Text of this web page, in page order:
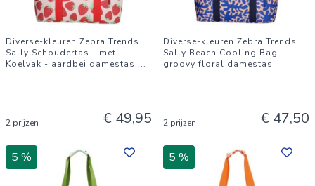
Diverse-kleuren Zebra Trends
Sally Schoudertas - met
Koelvak - aardbei damestas ...
2 prijzen € 49,95
Diverse-kleuren Zebra Trends
Sally Beach Cooling Bag
groovy floral damestas
2 prijzen € 47,50
5 % 5 %